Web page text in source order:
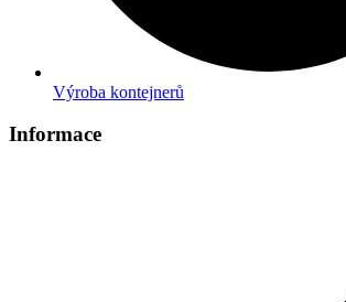
Výroba kontejnerů
Informace